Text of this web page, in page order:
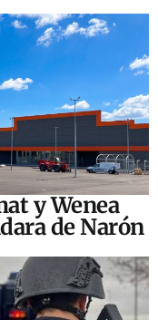
y Wenea
de Narón